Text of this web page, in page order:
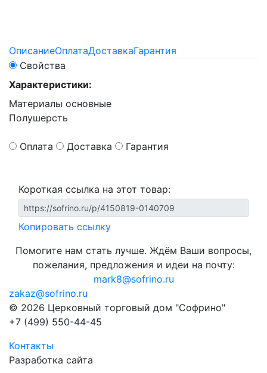
ОписаниеОплатаДоставкаГарантия
Свойства
Характеристики:
Материалы основные
Полушерсть
Оплата Доставка Гарантия
Короткая ссылка на этот товар:
Копировать ссылку
Помогите нам стать лучше. Ждём Ваши вопросы,
пожелания, предложения и идеи на почту:
mark8@sofrino.ru
zakaz@sofrino.ru
© 2026 Церковный торговый дом "Софрино"
+7 (499) 550-44-45
Контакты
Разработка сайта